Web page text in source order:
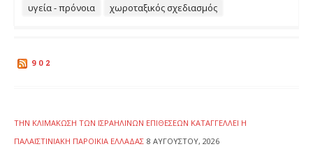
υγεία - πρόνοια
χωροταξικός σχεδιασμός
902
ΤΗΝ ΚΛΙΜΆΚΩΣΗ ΤΩΝ ΙΣΡΑΗΛΙΝΏΝ ΕΠΙΘΈΣΕΩΝ ΚΑΤΑΓΓΈΛΛΕΙ Η
ΠΑΛΑΙΣΤΙΝΙΑΚΉ ΠΑΡΟΙΚΊΑ ΕΛΛΆΔΑΣ 8 ΑΥΓΟΎΣΤΟΥ, 2026